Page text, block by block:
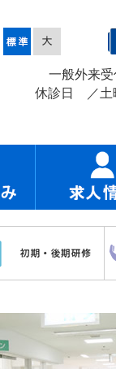
一般外来
休診日 ／土